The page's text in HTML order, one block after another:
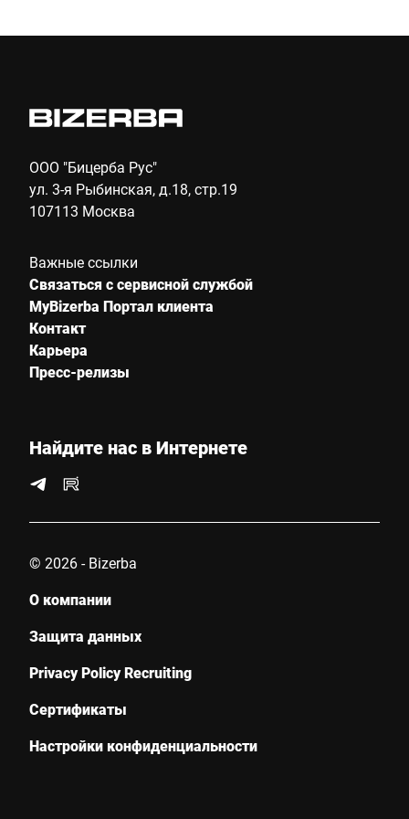
ООО "Бицерба Рус"
ул. 3-я Рыбинская, д.18, стр.19
107113 Москва
Важные ссылки
Связаться с сервисной службой
MyBizerba Портал клиента
Контакт
Карьера
Пресс-релизы
Найдите нас в Интернете
© 2026 - Bizerba
О компании
Защита данных
Privacy Policy Recruiting
Сертификаты
Настройки конфиденциальности